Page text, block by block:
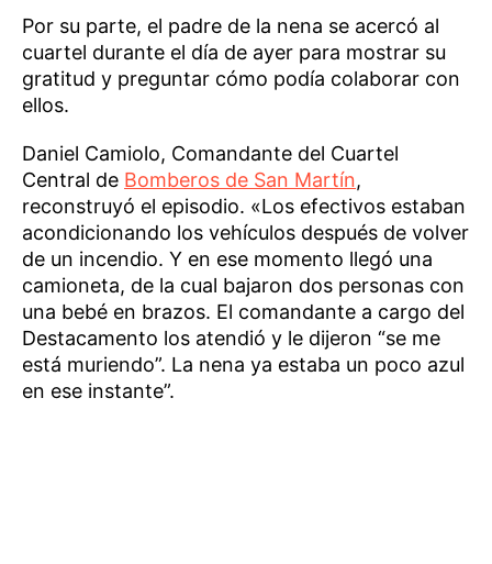
Por su parte, el padre de la nena se acercó al
cuartel durante el día de ayer para mostrar su
gratitud y preguntar cómo podía colaborar con
ellos.
Daniel Camiolo, Comandante del Cuartel
Central de Bomberos de San Martín,
reconstruyó el episodio. «Los efectivos estaban
acondicionando los vehículos después de volver
de un incendio. Y en ese momento llegó una
camioneta, de la cual bajaron dos personas con
una bebé en brazos. El comandante a cargo del
Destacamento los atendió y le dijeron “se me
está muriendo”. La nena ya estaba un poco azul
en ese instante”.